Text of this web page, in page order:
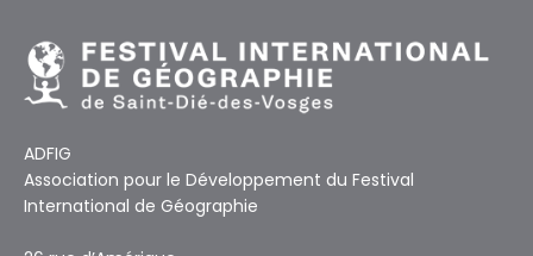
ADFIG
Association pour le Développement du Festival
International de Géographie